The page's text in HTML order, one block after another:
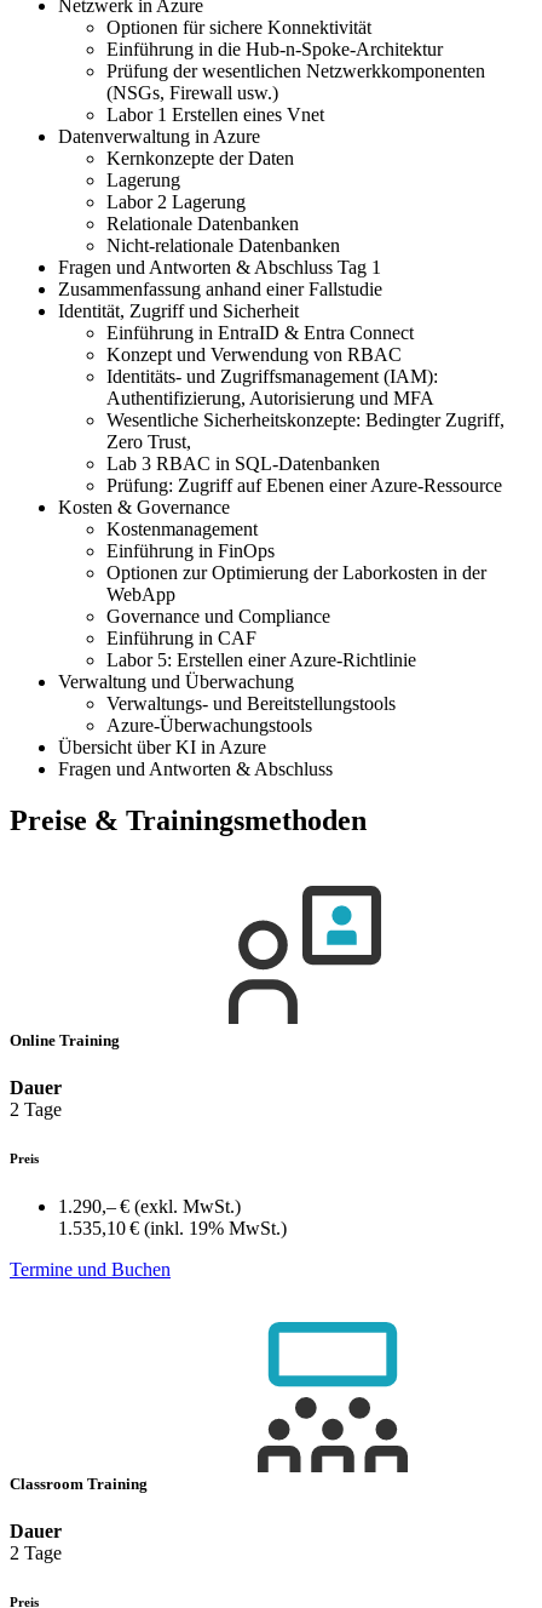
Netzwerk in Azure
Optionen für sichere Konnektivität
Einführung in die Hub-n-Spoke-Architektur
Prüfung der wesentlichen Netzwerkkomponenten
(NSGs, Firewall usw.)
Labor 1 Erstellen eines Vnet
Datenverwaltung in Azure
Kernkonzepte der Daten
Lagerung
Labor 2 Lagerung
Relationale Datenbanken
Nicht-relationale Datenbanken
Fragen und Antworten & Abschluss Tag 1
Zusammenfassung anhand einer Fallstudie
Identität, Zugriff und Sicherheit
Einführung in EntraID & Entra Connect
Konzept und Verwendung von RBAC
Identitäts- und Zugriffsmanagement (IAM):
Authentifizierung, Autorisierung und MFA
Wesentliche Sicherheitskonzepte: Bedingter Zugriff,
Zero Trust,
Lab 3 RBAC in SQL-Datenbanken
Prüfung: Zugriff auf Ebenen einer Azure-Ressource
Kosten & Governance
Kostenmanagement
Einführung in FinOps
Optionen zur Optimierung der Laborkosten in der
WebApp
Governance und Compliance
Einführung in CAF
Labor 5: Erstellen einer Azure-Richtlinie
Verwaltung und Überwachung
Verwaltungs- und Bereitstellungstools
Azure-Überwachungstools
Übersicht über KI in Azure
Fragen und Antworten & Abschluss
Preise & Trainingsmethoden
Online Training
Dauer
2 Tage
Preis
1.290,– € (exkl. MwSt.)
1.535,10 € (inkl. 19% MwSt.)
Termine und Buchen
Classroom Training
Dauer
2 Tage
Preis